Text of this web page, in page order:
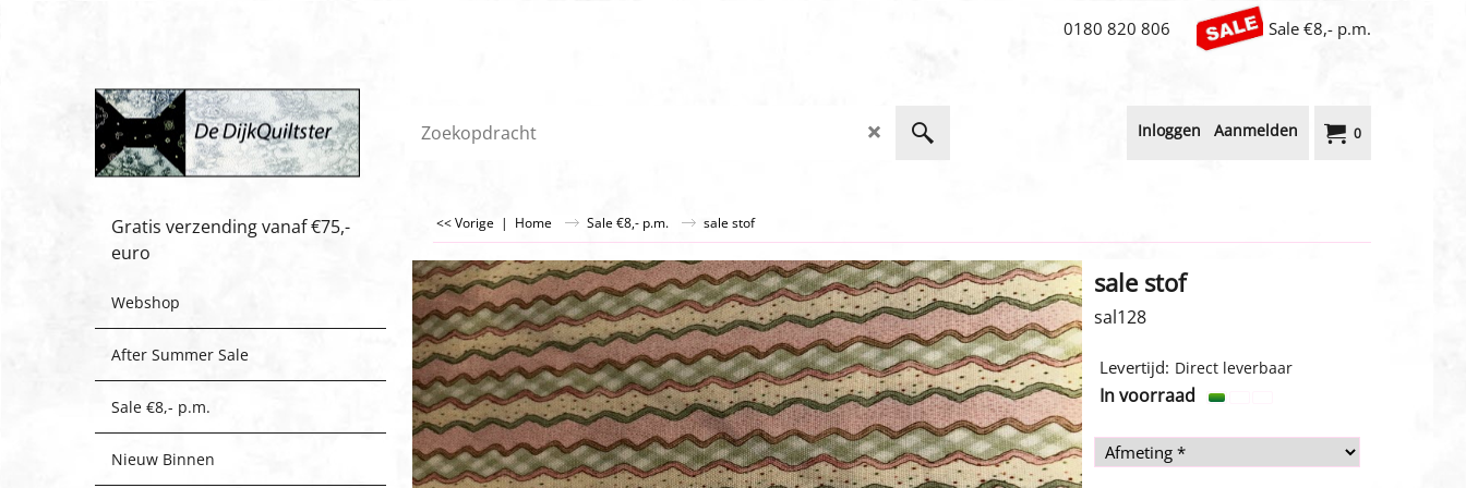
0180 820 806 Sale €8,- p.m.
0
Inloggen Aanmelden
Gratis verzending vanaf €75,-
euro
Webshop
After Summer Sale
Sale €8,- p.m.
Nieuw Binnen
<< Vorige | Home Sale €8,- p.m. sale stof
sale stof
sal128
€ 4.00 incl BTW
Levertijd: Direct leverbaar
In voorraad